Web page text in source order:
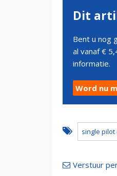
Dit
Bent u nog
al vanaf €
informatie.
Word nu
single
Verstuur